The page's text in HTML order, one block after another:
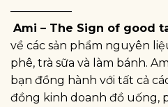
—————–
Ami – The Sign of good
về các sản phẩm nguyên
phê, trà sữa và làm bánh.
bạn đồng hành với tất cả
đồng kinh doanh đồ uống,